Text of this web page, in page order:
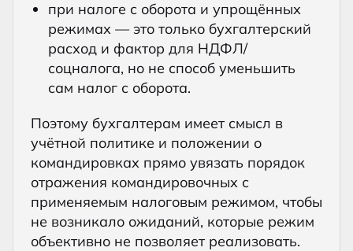
при налоге с оборота и упрощённых
режимах — это только бухгалтерский
расход и фактор для НДФЛ/
соцналога, но не способ уменьшить
сам налог с оборота.
Поэтому бухгалтерам имеет смысл в
учётной политике и положении о
командировках прямо увязать порядок
отражения командировочных с
применяемым налоговым режимом, чтобы
не возникало ожиданий, которые режим
объективно не позволяет реализовать.